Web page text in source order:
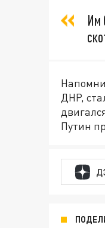
Им
ДНР,
Путин